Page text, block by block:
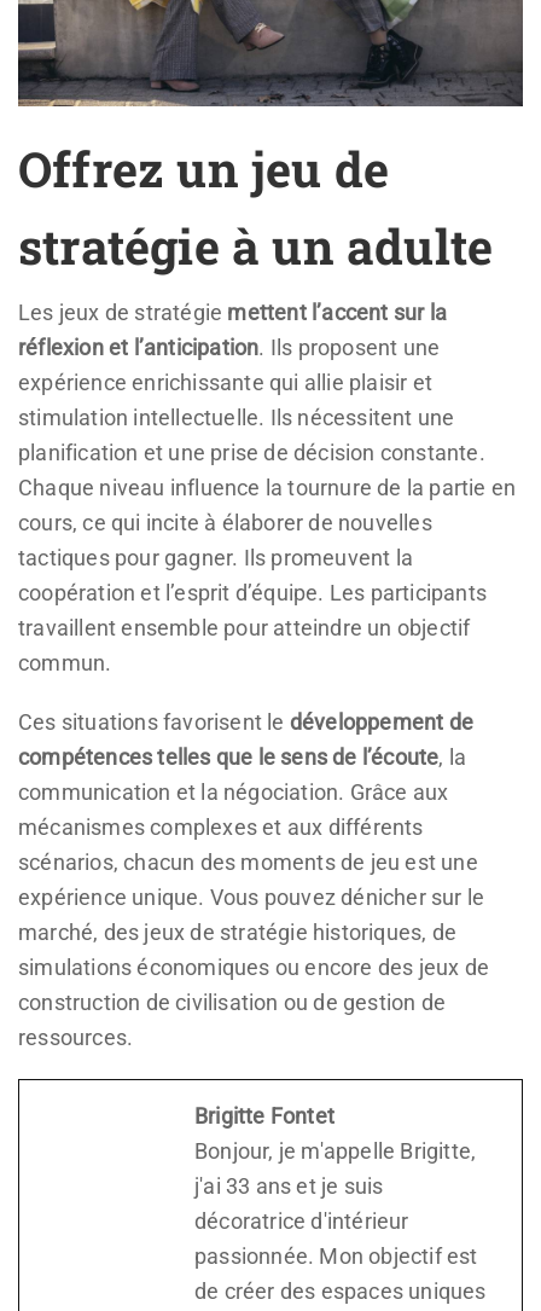
Offrez un jeu de
stratégie à un adulte
Les jeux de stratégie mettent l’accent sur la
réflexion et l’anticipation. Ils proposent une
expérience enrichissante qui allie plaisir et
stimulation intellectuelle. Ils nécessitent une
planification et une prise de décision constante.
Chaque niveau influence la tournure de la partie en
cours, ce qui incite à élaborer de nouvelles
tactiques pour gagner. Ils promeuvent la
coopération et l’esprit d’équipe. Les participants
travaillent ensemble pour atteindre un objectif
commun.
Ces situations favorisent le développement de
compétences telles que le sens de l’écoute, la
communication et la négociation. Grâce aux
mécanismes complexes et aux différents
scénarios, chacun des moments de jeu est une
expérience unique. Vous pouvez dénicher sur le
marché, des jeux de stratégie historiques, de
simulations économiques ou encore des jeux de
construction de civilisation ou de gestion de
ressources.
Brigitte Fontet
Bonjour, je m'appelle Brigitte,
j'ai 33 ans et je suis
décoratrice d'intérieur
passionnée. Mon objectif est
de créer des espaces uniques